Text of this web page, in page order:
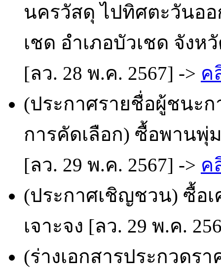
นครวัสดุ ไปทิศตะวันอ
เชด อำเภอบัวเชด จังห
[ลว. 28 พ.ค. 2567] -> ค
(ประกาศรายชื่อผู้ชนะก
การคัดเลือก) ซื้อพานพุ่
[ลว. 29 พ.ค. 2567] -> ค
(ประกาศเชิญชวน) ซื้อเ
เจาะจง [ลว. 29 พ.ค.
(ร่างเอกสารประกวดรา